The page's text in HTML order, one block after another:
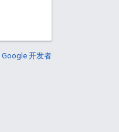
Google 开发者